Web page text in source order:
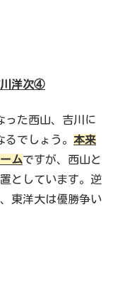
洋次④
った西山、吉川に
でしょう。 本来
ムですが、西山と
としています。逆
東洋大は優勝争い